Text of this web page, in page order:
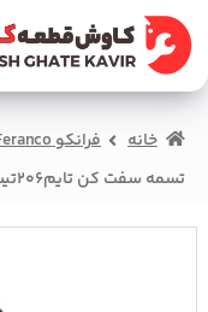
پرش
به
ناوبری
پرش
به
محتوا
صفحه اصلی
سبد خرید
درباره ما
خانه فرانکو Feranco
تسمه سفت کن تایم206تیپ2-فرانکو